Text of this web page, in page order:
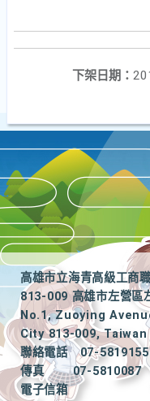
下架日期：
高雄市立海青高級工商
813-009 高雄市左營區
No.1, Zuoying
City 813-009, Taiwan
聯絡電話
07-5819155
傳真
07-5810087
電子信箱